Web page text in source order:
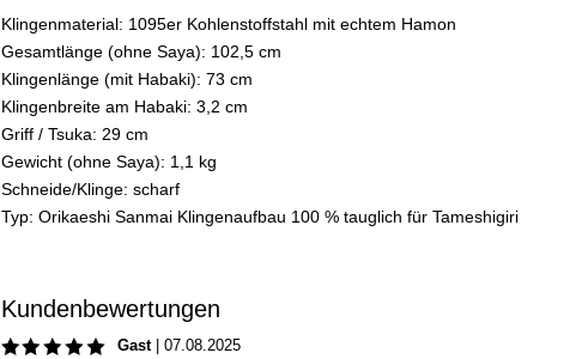
Klingenmaterial: 1095er Kohlenstoffstahl mit echtem Hamon
Gesamtlänge (ohne Saya): 102,5 cm
Klingenlänge (mit Habaki): 73 cm
Klingenbreite am Habaki: 3,2 cm
Griff / Tsuka: 29 cm
Gewicht (ohne Saya): 1,1 kg
Schneide/Klinge: scharf
Typ: Orikaeshi Sanmai Klingenaufbau 100 % tauglich für Tameshigiri
Kundenbewertungen
Gast| 07.08.2025